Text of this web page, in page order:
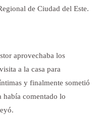
de Ciudad del Este.
aprovechaba los
a la casa para
y finalmente sometió
había comentado lo